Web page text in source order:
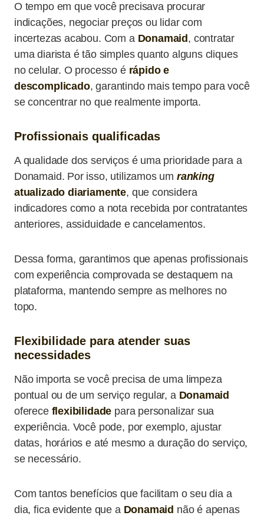
O tempo em que você precisava procurar
indicações, negociar preços ou lidar com
incertezas acabou. Com a Donamaid , contratar
uma diarista é tão simples quanto alguns cliques
no celular. O processo é rápido e
descomplicado, garantindo mais tempo para você
se concentrar no que realmente importa.
Profissionais qualificadas
A qualidade dos serviços é uma prioridade para a
Donamaid. Por isso, utilizamos um ranking
atualizado diariamente, que considera
indicadores como a nota recebida por contratantes
anteriores, assiduidade e cancelamentos.
Dessa forma, garantimos que apenas profissionais
com experiência comprovada se destaquem na
plataforma, mantendo sempre as melhores no
topo.
Flexibilidade para atender suas
necessidades
Não importa se você precisa de uma limpeza
pontual ou de um serviço regular, aDonamaid
oferece flexibilidade para personalizar sua
experiência. Você pode, por exemplo, ajustar
datas, horários e até mesmo a duração do serviço,
se necessário.
Com tantos benefícios que facilitam o seu dia a
dia, fica evidente que a Donamaid não é apenas